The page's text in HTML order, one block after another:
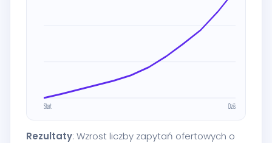
Rezultaty: Wzrost liczby zapytań ofertowych o